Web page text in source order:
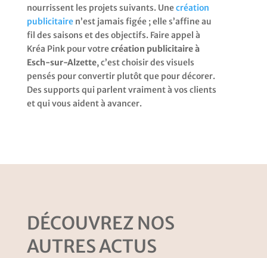
nourrissent les projets suivants. Unecréation
publicitaire n’est jamais figée ; elle s’affine au
fil des saisons et des objectifs. Faire appel à
Kréa Pink pour votrecréation publicitaire à
Esch-sur-Alzette, c’est choisir des visuels
pensés pour convertir plutôt que pour décorer.
Des supports qui parlent vraiment à vos clients
et qui vous aident à avancer.
DÉCOUVREZ NOS
AUTRES ACTUS